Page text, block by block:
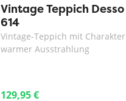
Vintage Teppich
614
Vintage-Teppich mit
warmer Ausstrahlung
129,95 €